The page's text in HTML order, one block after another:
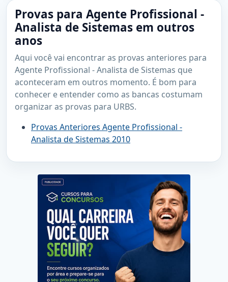
Provas para Agente Profissional -
Analista de Sistemas em outros
anos
Aqui você vai encontrar as provas anteriores para
Agente Profissional - Analista de Sistemas que
aconteceram em outros momento. É bom para
conhecer e entender como as bancas costumam
organizar as provas para URBS.
Provas Anteriores Agente Profissional -
Analista de Sistemas 2010